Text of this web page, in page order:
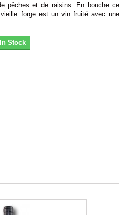
pêches et de raisins. En bouche ce
forge est un vin fruité avec une
In Stock